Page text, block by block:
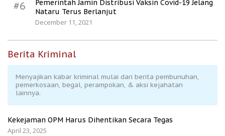
#6
Pemerintah Jamin Distribusi Vaksin Covid-19 Jelang
Nataru Terus Berlanjut
December 11, 2021
Berita Kriminal
Menyajikan kabar kriminal mulai dari berita pembunuhan,
pemerkosaan, begal, perampokan, & aksi kejahatan
lainnya.
Kekejaman OPM Harus Dihentikan Secara Tegas
April 23, 2025